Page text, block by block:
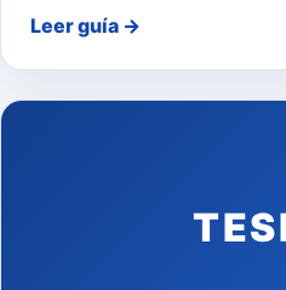
Leer guía →